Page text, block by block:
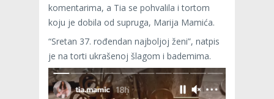
komentarima, a Tia se pohvalila i tortom
koju je dobila od supruga, Marija Mamića.
“Sretan 37. rođendan najboljoj ženi”, natpis
je na torti ukrašenoj šlagom i bademima.